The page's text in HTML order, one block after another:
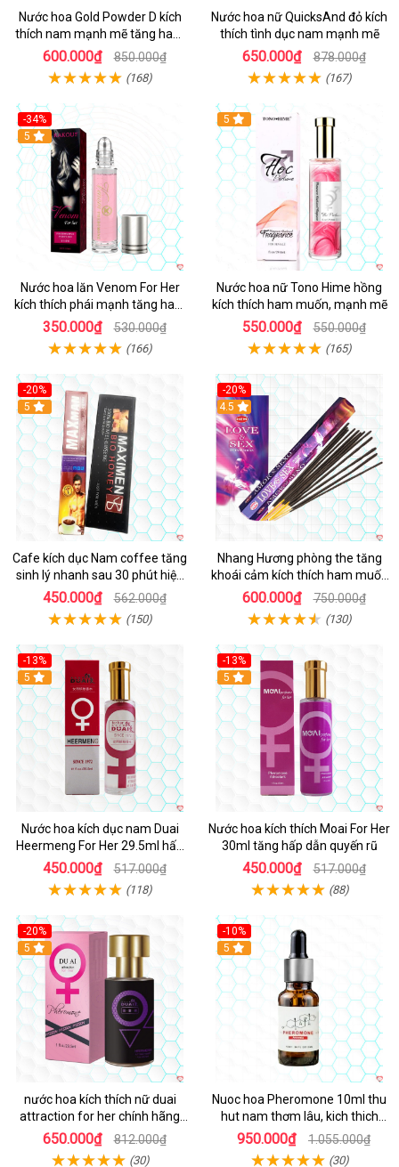
Nước hoa Gold Powder D kích
thích nam mạnh mẽ tăng ham
muốn tự nhiên
600.000₫ 850.000₫
(168)
Nước hoa nữ QuicksAnd đỏ kích
thích tình dục nam mạnh mẽ
650.000₫ 878.000₫
(167)
-34%
5
Nước hoa lăn Venom For Her
kích thích phái mạnh tăng ham
muốn
350.000₫ 530.000₫
(166)
5
Nước hoa nữ Tono Hime hồng
kích thích ham muốn, mạnh mẽ
550.000₫ 550.000₫
(165)
-20%
5
Cafe kích dục Nam coffee tăng
sinh lý nhanh sau 30 phút hiệu
quả
450.000₫ 562.000₫
(150)
-20%
4.5
Nhang Hương phòng the tăng
khoái cảm kích thích ham muốn
an toàn
600.000₫ 750.000₫
(130)
-13%
Hot
5
Nước hoa kích dục nam Duai
Heermeng For Her 29.5ml hấp
dẫn
450.000₫ 517.000₫
(118)
-13%
Hot
5
Nước hoa kích thích Moai For Her
30ml tăng hấp dẫn quyến rũ
450.000₫ 517.000₫
(88)
-20%
5
nước hoa kích thích nữ duai
attraction for her chính hãng
chai 30ml hấp dẫn quyến rũ
650.000₫ 812.000₫
(30)
-10%
5
Nuoc hoa Pheromone 10ml thu
hut nam thơm lâu, kich thich
mạnh
950.000₫ 1.055.000₫
(30)